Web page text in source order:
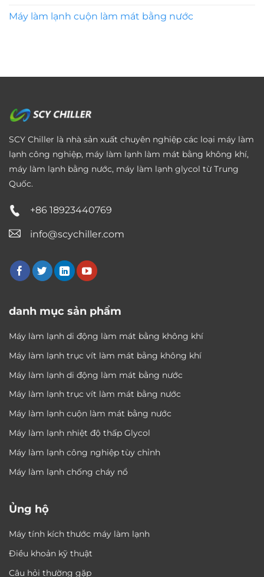
Máy làm lạnh cuộn làm mát bằng nước
SCY Chiller là nhà sản xuất chuyên nghiệp các loại máy làm
lạnh công nghiệp, máy làm lạnh làm mát bằng không khí,
máy làm lạnh bằng nước, máy làm lạnh glycol từ Trung
Quốc.
+86 18923440769
info@scychiller.com
danh mục sản phẩm
Máy làm lạnh di động làm mát bằng không khí
Máy làm lạnh trục vít làm mát bằng không khí
Máy làm lạnh di động làm mát bằng nước
Máy làm lạnh trục vít làm mát bằng nước
Máy làm lạnh cuộn làm mát bằng nước
Máy làm lạnh nhiệt độ thấp Glycol
Máy làm lạnh công nghiệp tùy chỉnh
Máy làm lạnh chống cháy nổ
Ủng hộ
Máy tính kích thước máy làm lạnh
Điều khoản kỹ thuật
Câu hỏi thường gặp